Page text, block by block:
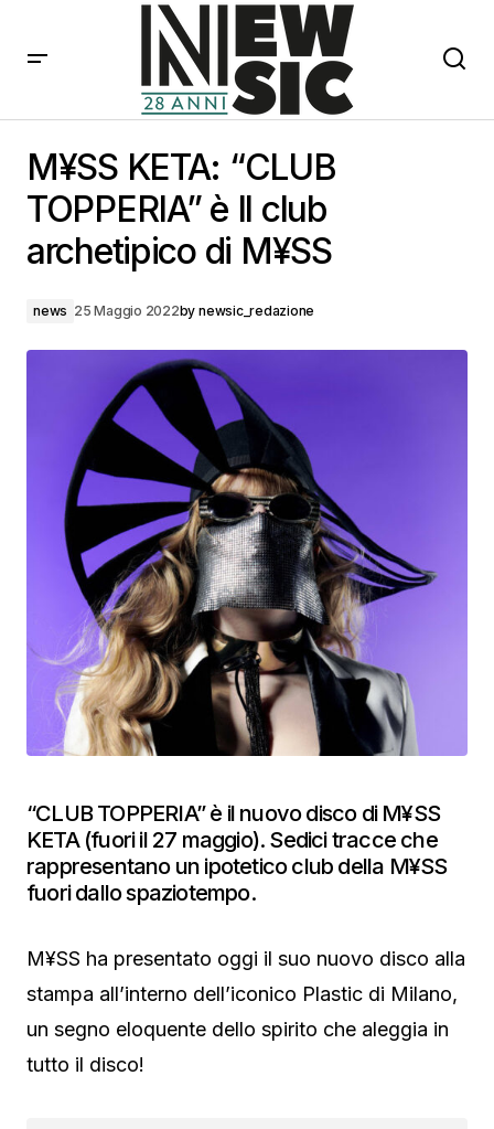
M¥SS
M¥SS KETA: “CLUB
TOPPERIA” è Il club
archetipico di M¥SS
news 25 Maggio 2022by newsic_redazione
“CLUB TOPPERIA” è il nuovo disco di M¥SS
KETA (fuori il 27 maggio). Sedici tracce che
rappresentano un ipotetico club della M¥SS
fuori dallo spaziotempo.
M¥SS ha presentato oggi il suo nuovo disco alla
stampa all’interno dell’iconico Plastic di Milano,
un segno eloquente dello spirito che aleggia in
tutto il disco!